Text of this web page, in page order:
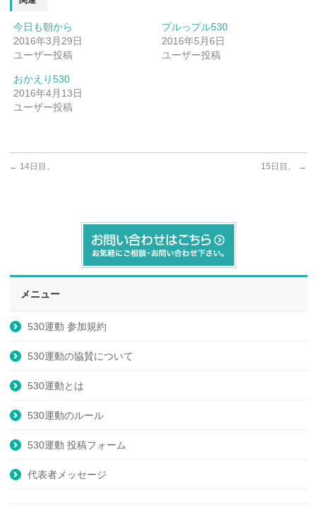
今日も朝から
2016年3月29日
ユーザー投稿
プルっプル530
2016年5月6日
ユーザー投稿
おかえり530
2016年4月13日
ユーザー投稿
← 14日目。 15日目。 →
メニュー
530運動 参加規約
530運動の協賛について
530運動とは
530運動のルール
530運動 投稿フォーム
代表者メッセージ